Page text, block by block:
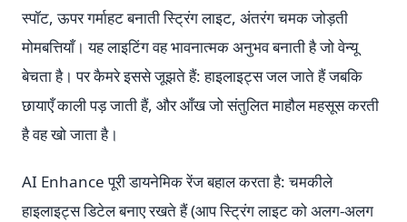
स्पॉट, ऊपर गर्माहट बनाती स्ट्रिंग लाइट, अंतरंग चमक जोड़ती
मोमबत्तियाँ। यह लाइटिंग वह भावनात्मक अनुभव बनाती है जो वेन्यू
बेचता है। पर कैमरे इससे जूझते हैं: हाइलाइट्स जल जाते हैं जबकि
छायाएँ काली पड़ जाती हैं, और आँख जो संतुलित माहौल महसूस करती
है वह खो जाता है।
AI Enhance पूरी डायनेमिक रेंज बहाल करता है: चमकीले
हाइलाइट्स डिटेल बनाए रखते हैं (आप स्ट्रिंग लाइट को अलग-अलग